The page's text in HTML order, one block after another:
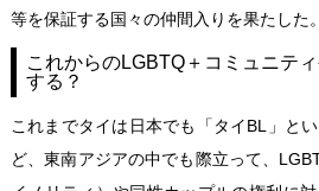
等を保証する国々の仲間入りを果たした。
これからのLGBTQ＋コミュニテ
する？
これまでタイは日本でも「タイBL」と
ど、東南アジアの中でも際立って、